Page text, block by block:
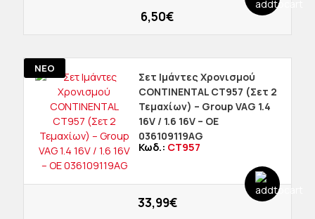
6,50€
ΝΕΟ
Σετ Ιμάντες Χρονισμού
CONTINENTAL CT957 (Σετ 2
Τεμαχίων) – Group VAG 1.4
16V / 1.6 16V – OE
036109119AG
Κωδ.: CT957
33,99€